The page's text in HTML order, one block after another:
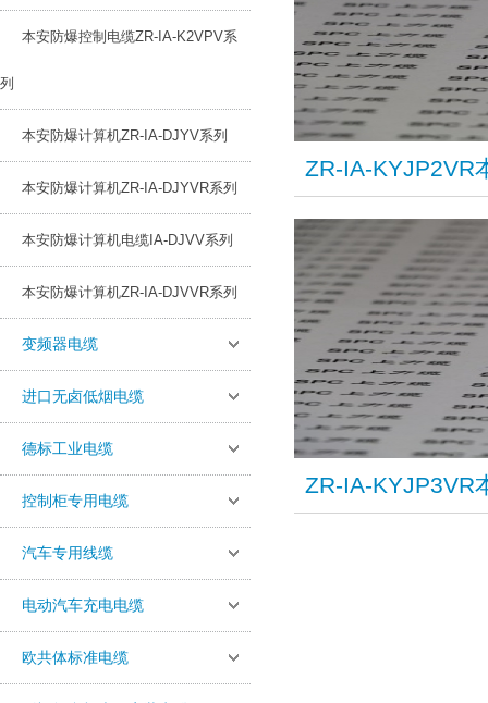
本安防爆控制电缆ZR-IA-K2VPV系
列
本安防爆计算机ZR-IA-DJYV系列
本安防爆计算机ZR-IA-DJYVR系列
本安防爆计算机电缆IA-DJVV系列
本安防爆计算机ZR-IA-DJVVR系列
变频器电缆
进口无卤低烟电缆
德标工业电缆
控制柜专用电缆
汽车专用线缆
电动汽车充电电缆
欧共体标准电缆
ZR-IA-KYJP2VR
ZR-IA-KYJP3VR